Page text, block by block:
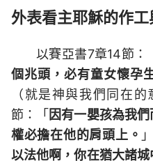
外表看主耶穌的作
以賽亞書7章14節：
個兆頭，必有童女懷孕
（就是神與我們同在
節：「 因有一嬰孩為我
權必擔在他的肩頭上。
以法他啊，你在猶大諸